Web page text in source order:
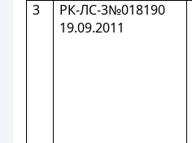
3
РК-ЛС-3№018190
19.09.2011